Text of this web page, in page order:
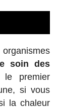
soin des
premier
si vous
la chaleur